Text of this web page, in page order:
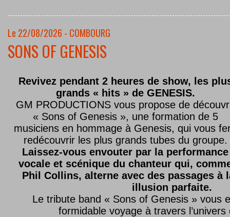
Le 22/08/2026 - COMBOURG
SONS OF GENESIS
Revivez pendant 2 heures de show, les
grands « hits » de GENESIS.
GM PRODUCTIONS vous propose de
« Sons of Genesis », une formation de 5
musiciens en hommage à Genesis, qui vous
redécouvrir les plus grands tubes du groupe.
Laissez-vous envouter par la performance
vocale et scénique du chanteur qui,
Phil Collins, alterne avec des passages à
illusion parfaite.
Le tribute band « Sons of Genesis » vous
formidable voyage à travers l’univers